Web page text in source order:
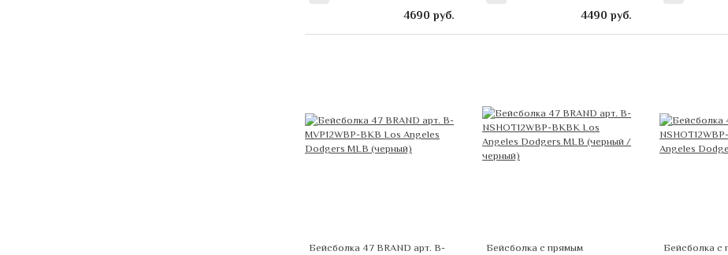
4690 руб. 4490 руб.
Бейсболка 47 BRAND арт. B-
Бейсболка с прямым
Бейсболка с